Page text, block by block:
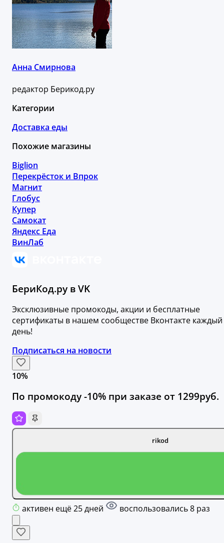
Анна Смирнова
редактор Берикод.ру
Категории
Доставка еды
Похожие магазины
Biglion
Перекрёсток и Впрок
Магнит
Глобус
Купер
Самокат
Яндекс Еда
ВинЛаб
БериКод.ру в VK
Эксклюзивные промокоды, акции и бесплатные
сертификаты в нашем сообществе Вконтакте каждый
день!
Подписаться на новости
10%
По промокоду -10% при заказе от 1299руб.
rikod
активен ещё 25 дней воспользовались 8 раз